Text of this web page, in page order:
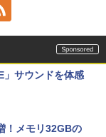
」サウンドを体感
！メモリ32GBの